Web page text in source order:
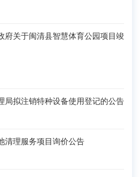
府关于闽清县智慧体育公园项目竣
局拟注销特种设备使用登记的公告
清理服务项目询价公告